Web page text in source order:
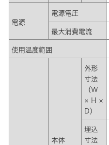
電源
電源電圧
最大消費電流
使用温度範囲
本体
外形
寸法
（W
× H ×
D）
埋込
寸法